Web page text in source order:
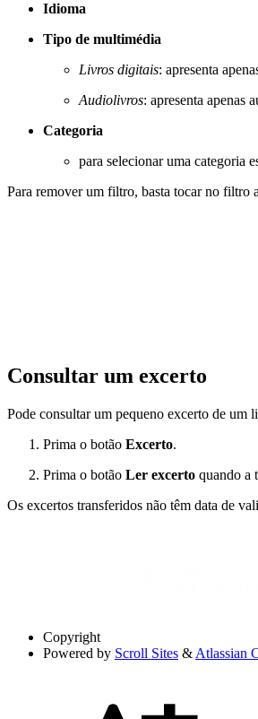
Idioma
Tipo de multimédia
Livros digitais: apresenta
Audiolivros: apresenta apenas
Categoria
para selecionar uma categoria
Para remover um filtro, basta tocar no filtro
Consultar um excerto
Pode consultar um pequeno excerto de um
Prima o botão Excerto.
Prima o botão Ler excerto quando a
Os excertos transferidos não têm data de
Copyright
Powered by Scroll Sites & Atlassian